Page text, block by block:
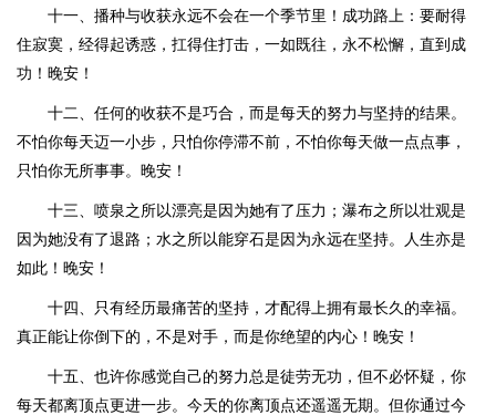
十一、播种与收获永远不会在一个季节里！成功路上：要耐得
住寂寞，经得起诱惑，扛得住打击，一如既往，永不松懈，直到成
功！晚安！
十二、任何的收获不是巧合，而是每天的努力与坚持的结果。
不怕你每天迈一小步，只怕你停滞不前，不怕你每天做一点点事，
只怕你无所事事。晚安！
十三、喷泉之所以漂亮是因为她有了压力；瀑布之所以壮观是
因为她没有了退路；水之所以能穿石是因为永远在坚持。人生亦是
如此！晚安！
十四、只有经历最痛苦的坚持，才配得上拥有最长久的幸福。
真正能让你倒下的，不是对手，而是你绝望的内心！晚安！
十五、也许你感觉自己的努力总是徒劳无功，但不必怀疑，你
每天都离顶点更进一步。今天的你离顶点还遥遥无期。但你通过今